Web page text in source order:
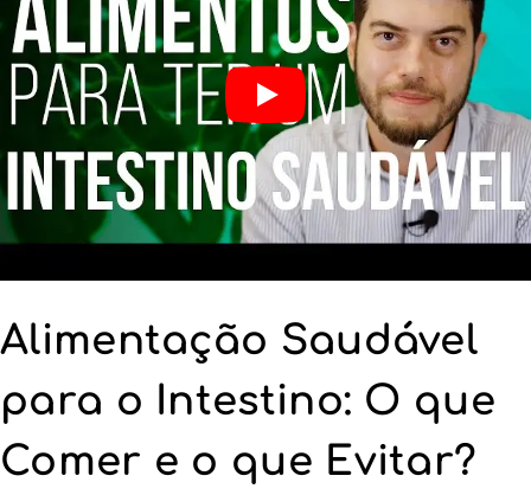
Alimentação Saudável
para o Intestino: O que
Comer e o que Evitar?